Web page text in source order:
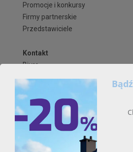
Promocje i konkursy
Firmy partnerskie
Przedstawiciele
Kontakt
Biuro
Zapisz się na newsletter!
Regulaminy i formularze
Polityka Prywatności serwisu
Regulamin ARCHIPELAG.pl
Formy płatności